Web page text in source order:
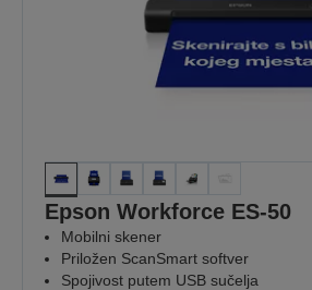
Epson Workforce ES-50
Mobilni skener
Priložen ScanSmart softver
Spojivost putem USB sučelja